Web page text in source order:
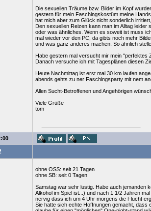
Die sexuellen Träume bzw. Bilder im Kopf
gestern für mein Faschingskostüm meine
hat mich aber zum Glück nicht sonderlich
Den sexuellen Reizen kann man im Alltag
oder was ähnliches. Wenn es soweit ist muss
mal wieder vor den PC, da gibts noch mehr
und was ganz anderes machen. So ähnlich
Habe gestern mal versucht mir mein "perfektes
Danach versuche ich mit Tagesplänen diesen
Heute Nachmittag ist erst mal 30 km laufen
abends gehts zu ner Faschingsparty mit nem
Allen Sucht-Betroffenen und Angehörigen
Viele Grüße
tom
ohne OSS: seit 21 Tagen
ohne SB: seit 0 Tagen
Samstag war sehr lustig. Habe auch jemanden
Alkohol im Spiel ist...) und nach 1 1/2 Jahren
nervig dass ich um 4 Uhr morgens die Flucht
Sie hatte sich echte Hoffnungen gemacht,